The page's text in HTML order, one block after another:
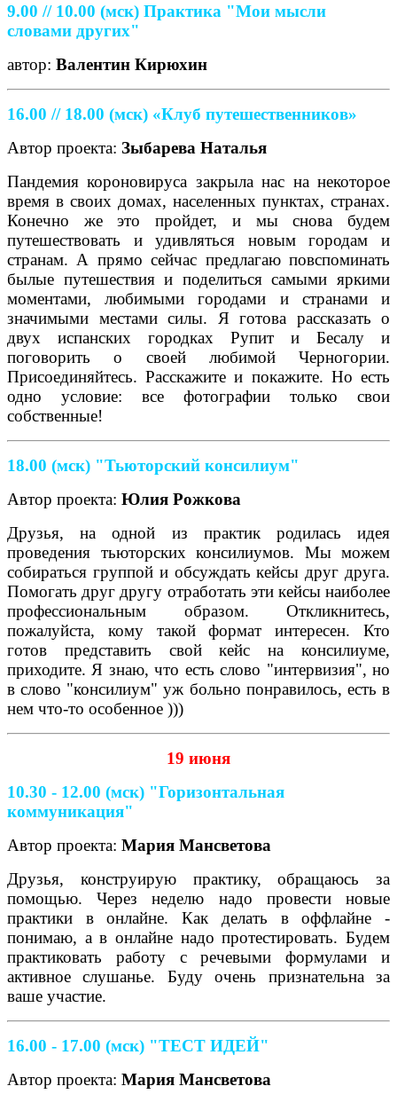
9.00 // 10.00 (мск) Практика "Мои мысли
словами других"
автор: Валентин Кирюхин
16.00 // 18.00 (мск) «Клуб путешественников»
Автор проекта: Зыбарева Наталья
Пандемия короновируса закрыла нас на некоторое
время в своих домах, населенных пунктах, странах.
Конечно же это пройдет, и мы снова будем
путешествовать и удивляться новым городам и
странам. А прямо сейчас предлагаю повспоминать
былые путешествия и поделиться самыми яркими
моментами, любимыми городами и странами и
значимыми местами силы. Я готова рассказать о
двух испанских городках Рупит и Бесалу и
поговорить о своей любимой Черногории.
Присоединяйтесь. Расскажите и покажите. Но есть
одно условие: все фотографии только свои
собственные!
18.00 (мск) "Тьюторский консилиум"
Автор проекта: Юлия Рожкова
Друзья, на одной из практик родилась идея
проведения тьюторских консилиумов. Мы можем
собираться группой и обсуждать кейсы друг друга.
Помогать друг другу отработать эти кейсы наиболее
профессиональным образом. Откликнитесь,
пожалуйста, кому такой формат интересен. Кто
готов представить свой кейс на консилиуме,
приходите. Я знаю, что есть слово "интервизия", но
в слово "консилиум" уж больно понравилось, есть в
нем что-то особенное )))
19 июня
10.30 - 12.00 (мск) "Горизонтальная
коммуникация"
Автор проекта: Мария Мансветова
Друзья, конструирую практику, обращаюсь за
помощью. Через неделю надо провести новые
практики в онлайне. Как делать в оффлайне -
понимаю, а в онлайне надо протестировать. Будем
практиковать работу с речевыми формулами и
активное слушанье. Буду очень признательна за
ваше участие.
16.00 - 17.00 (мск) "ТЕСТ ИДЕЙ"
Автор проекта: Мария Мансветова